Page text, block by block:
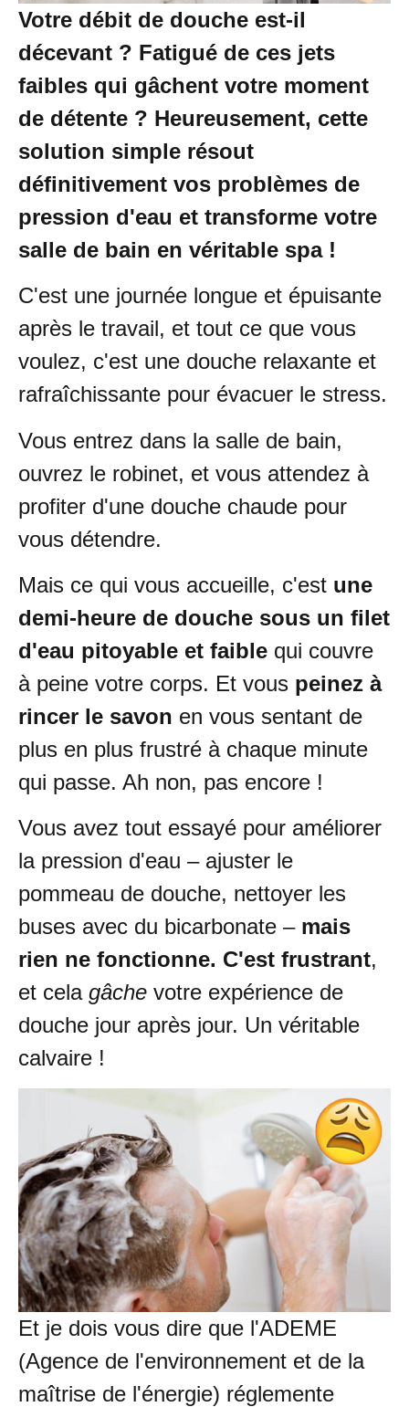
Votre débit de douche est-il
décevant ? Fatigué de ces jets
faibles qui gâchent votre moment
de détente ? Heureusement, cette
solution simple résout
définitivement vos problèmes de
pression d'eau et transforme votre
salle de bain en véritable spa !
C'est une journée longue et épuisante
après le travail, et tout ce que vous
voulez, c'est une douche relaxante et
rafraîchissante pour évacuer le stress.
Vous entrez dans la salle de bain,
ouvrez le robinet, et vous attendez à
profiter d'une douche chaude pour
vous détendre.
Mais ce qui vous accueille, c'est une
demi-heure de douche sous un filet
d'eau pitoyable et faible qui couvre
à peine votre corps. Et vous peinez à
rincer le savon en vous sentant de
plus en plus frustré à chaque minute
qui passe. Ah non, pas encore !
Vous avez tout essayé pour améliorer
la pression d'eau – ajuster le
pommeau de douche, nettoyer les
buses avec du bicarbonate – mais
rien ne fonctionne. C'est frustrant,
et cela gâche votre expérience de
douche jour après jour. Un véritable
calvaire !
Et je dois vous dire que l'ADEME
(Agence de l'environnement et de la
maîtrise de l'énergie) réglemente